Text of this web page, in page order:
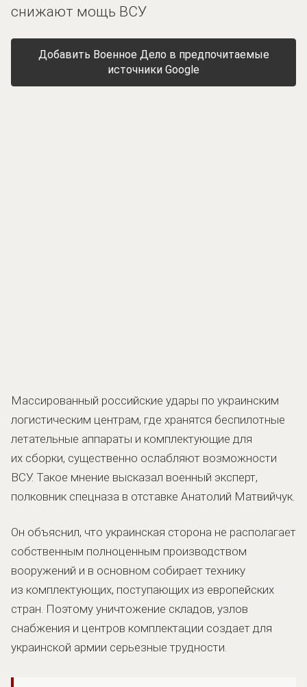
снижают мощь ВСУ
Добавить Военное Дело в предпочитаемые
источники Google
Массированный российские удары по украинским
логистическим центрам, где хранятся беспилотные
летательные аппараты и комплектующие для
их сборки, существенно ослабляют возможности
ВСУ. Такое мнение высказал военный эксперт,
полковник спецназа в отставке Анатолий Матвийчук.
Он объяснил, что украинская сторона не располагает
собственным полноценным производством
вооружений и в основном собирает технику
из комплектующих, поступающих из европейских
стран. Поэтому уничтожение складов, узлов
снабжения и центров комплектации создает для
украинской армии серьезные трудности.